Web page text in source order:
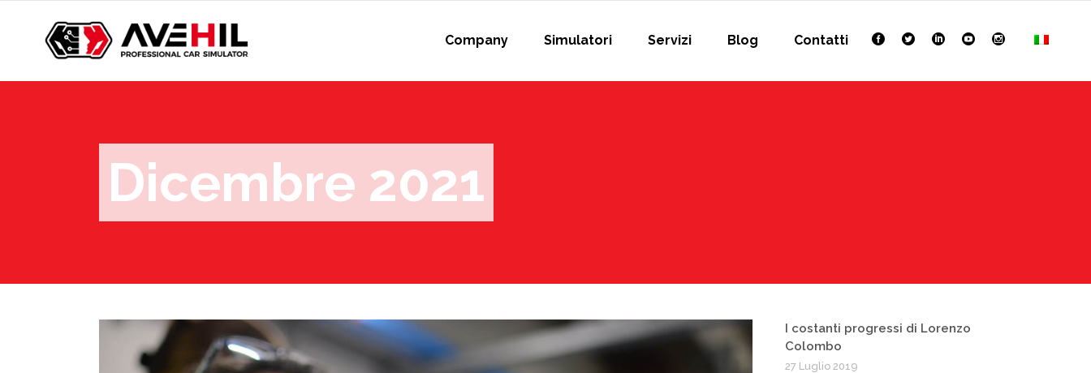
Company Simulatori Servizi Blog Contatti
Dicembre 2021
I costanti progressi di Lorenzo
Colombo
27 Luglio 2019